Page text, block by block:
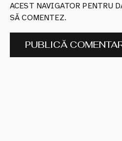
ACEST NAVIGATOR PENTRU
SĂ COMENTEZ.